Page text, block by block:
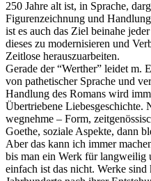
250 Jahre alt ist, in Sprache,
Figurenzeichnung und
ist es auch das Ziel beinahe
dieses zu modernisieren und
Zeitlose herauszuarbeiten.
Gerade der “Werther” leidet m.
von pathetischer Sprache und
Handlung des Romans wird
Übertriebene Liebesgeschichte.
wegnehme – Form,
Goethe, soziale Aspekte, dann
Aber das kann ich immer
bis man ein Werk für langweilig
einfach ist das nicht. Werke